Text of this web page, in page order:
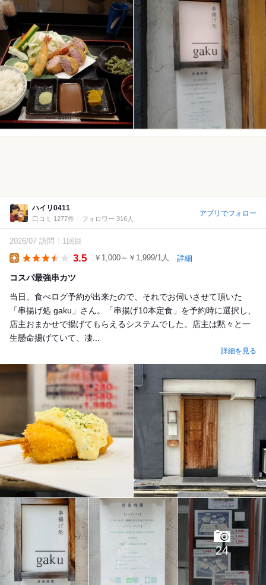
ハイリ0411
口コミ 1277件 フォロワー 316人
アプリでフォロー
2026/07 訪問 1回目
3.5 ￥1,000～￥1,999/1人 詳細
コスパ最強串カツ
当日、食べログ予約が出来たので、それでお伺いさせて頂いた
「串揚げ処 gaku」さん。「串揚げ10本定食」を予約時に選択し、
店主おまかせで揚げてもらえるシステムでした。店主は黙々と一
生懸命揚げていて、凄...
詳細を見る
24